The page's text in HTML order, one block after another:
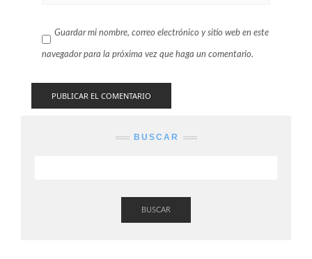
Guardar mi nombre, correo electrónico y sitio web en este
navegador para la próxima vez que haga un comentario.
BUSCAR
BUSCAR